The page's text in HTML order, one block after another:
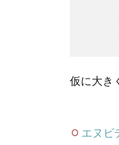
仮に大き
エヌビ